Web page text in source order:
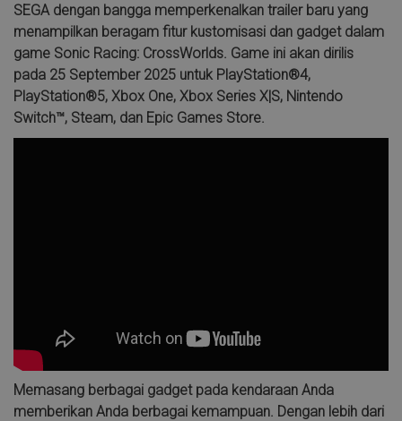
SEGA dengan bangga memperkenalkan trailer baru yang
menampilkan beragam fitur kustomisasi dan gadget dalam
game Sonic Racing: CrossWorlds. Game ini akan dirilis
pada 25 September 2025 untuk PlayStation®4,
PlayStation®5, Xbox One, Xbox Series X|S, Nintendo
Switch™, Steam, dan Epic Games Store.
Memasang berbagai gadget pada kendaraan Anda
memberikan Anda berbagai kemampuan. Dengan lebih dari